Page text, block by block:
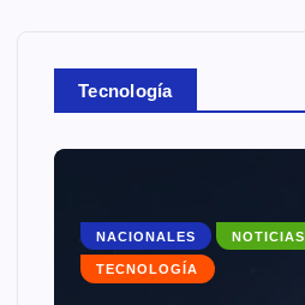
Tecnología
NACIONALES NOTICIAS
TECNOLOGÍA